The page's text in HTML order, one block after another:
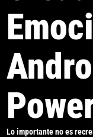
Lo importante no es